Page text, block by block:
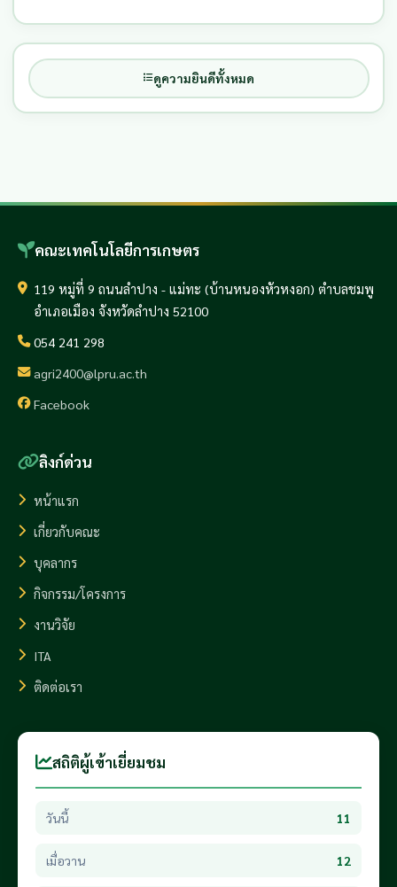
ดูความยินดีทั้งหมด
คณะเทคโนโลยีการเกษตร
119 หมู่ที่ 9 ถนนลำปาง - แม่ทะ (บ้านหนองหัวหงอก) ตำบลชมพู
อำเภอเมือง จังหวัดลำปาง 52100
054 241 298
agri2400@lpru.ac.th
Facebook
ลิงก์ด่วน
หน้าแรก
เกี่ยวกับคณะ
บุคลากร
กิจกรรม/โครงการ
งานวิจัย
ITA
ติดต่อเรา
สถิติผู้เข้าเยี่ยมชม
วันนี้ 11
เมื่อวาน 12